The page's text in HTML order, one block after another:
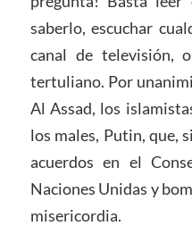
saberlo, escuchar
canal de televisión,
tertuliano. Por
Al Assad, los
los males, Putin, que,
acuerdos en el
Naciones Unidas y
misericordia.